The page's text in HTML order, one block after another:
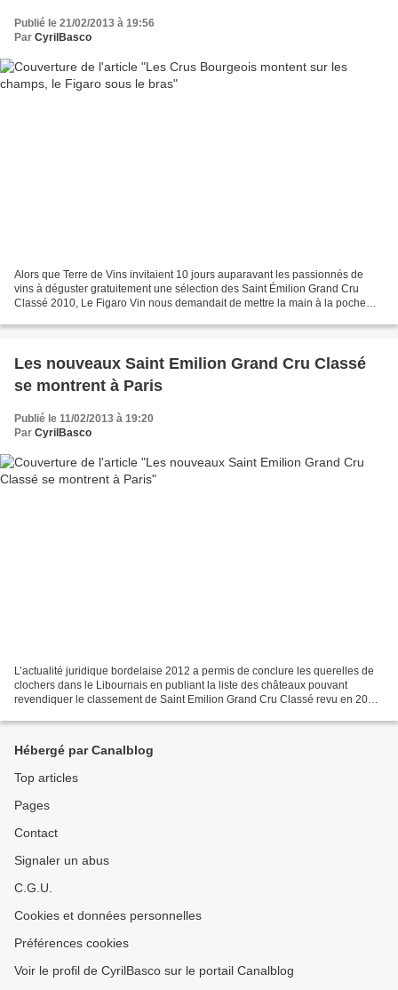
Publié le 21/02/2013 à 19:56
Par CyrilBasco
Alors que Terre de Vins invitaient 10 jours auparavant les passionnés de
vins à déguster gratuitement une sélection des Saint Émilion Grand Cru
Classé 2010, Le Figaro Vin nous demandait de mettre la main à la poche
Les nouveaux Saint Emilion Grand Cru Classé
se montrent à Paris
Publié le 11/02/2013 à 19:20
Par CyrilBasco
L’actualité juridique bordelaise 2012 a permis de conclure les querelles de
clochers dans le Libournais en publiant la liste des châteaux pouvant
revendiquer le classement de Saint Emilion Grand Cru Classé revu en 2006.
Hébergé par Canalblog
Top articles
Pages
Contact
Signaler un abus
C.G.U.
Cookies et données personnelles
Préférences cookies
Voir le profil de CyrilBasco sur le portail Canalblog